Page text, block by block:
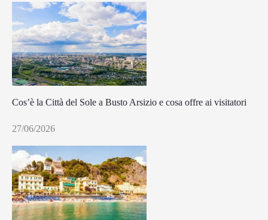
Cos’è la Città del Sole a Busto Arsizio e cosa offre ai visitatori
27/06/2026